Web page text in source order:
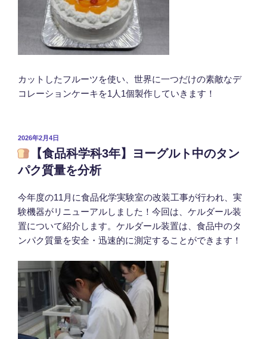
カットしたフルーツを使い、世界に一つだけの素敵なデ
コレーションケーキを1人1個製作していきます！
投
稿
日:
2026年2月4日
【食品科学科3年】ヨーグルト中のタン
パク質量を分析
今年度の11月に食品化学実験室の改装工事が行われ、実
験機器がリニューアルしました！今回は、ケルダール装
置について紹介します。ケルダール装置は、食品中のタ
ンパク質量を安全・迅速的に測定することができます！